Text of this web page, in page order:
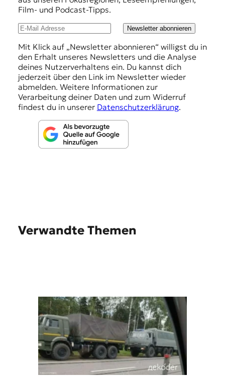
Film- und Podcast-Tipps.
Newsletter abonnieren
Mit Klick auf „Newsletter abonnieren“ willigst du in
den Erhalt unseres Newsletters und die Analyse
deines Nutzerverhaltens ein. Du kannst dich
jederzeit über den Link im Newsletter wieder
abmelden. Weitere Informationen zur
Verarbeitung deiner Daten und zum Widerruf
findest du in unserer Datenschutzerklärung.
Verwandte Themen